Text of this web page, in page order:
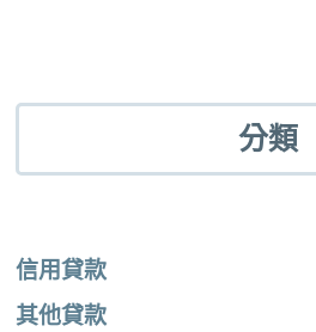
分類
信用貸款
其他貸款